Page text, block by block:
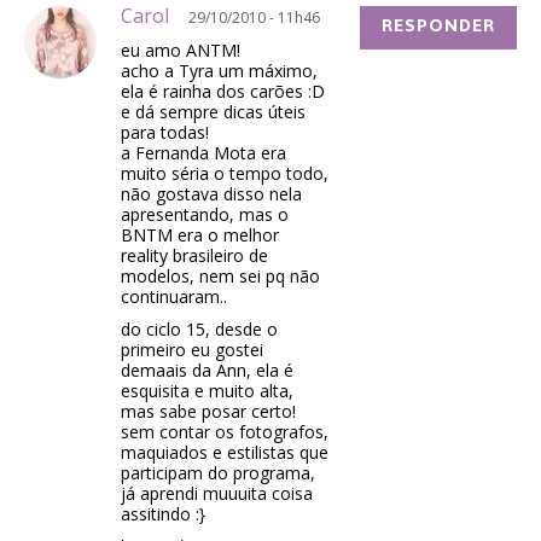
Carol 29/10/2010 - 11h46
eu amo ANTM!
acho a Tyra um máximo,
ela é rainha dos carões :D
e dá sempre dicas úteis
para todas!
a Fernanda Mota era
muito séria o tempo todo,
não gostava disso nela
apresentando, mas o
BNTM era o melhor
reality brasileiro de
modelos, nem sei pq não
continuaram..
do ciclo 15, desde o
primeiro eu gostei
demaais da Ann, ela é
esquisita e muito alta,
mas sabe posar certo!
sem contar os fotografos,
maquiados e estilistas que
participam do programa,
já aprendi muuuita coisa
assitindo :}
RESPONDER